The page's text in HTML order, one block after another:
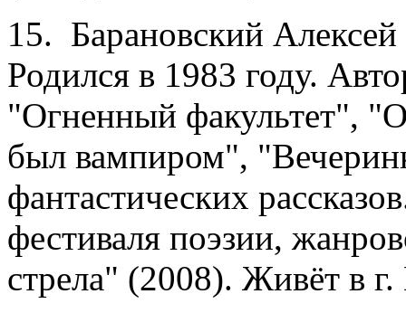
15. Барановский Алексей
Родился в 1983 году.
"Огненный факультет",
был вампиром",
фантастических
фестиваля поэзии,
стрела" (2008). Живёт в